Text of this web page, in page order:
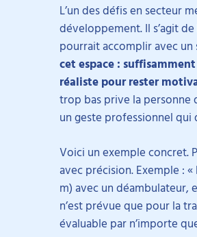
L’un des défis en secteur
développement. Il s’agit
pourrait accomplir avec un
cet espace :
réaliste pour rester
trop bas prive la personne
un geste professionnel
Voici un exemple concret.
avec précision. Exemple :
m) avec un déambulateur,
n’est prévue que pour la
évaluable par n’importe